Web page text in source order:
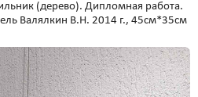
(дерево). Дипломная работа.
Валялкин В.Н. 2014 г., 45см*35см